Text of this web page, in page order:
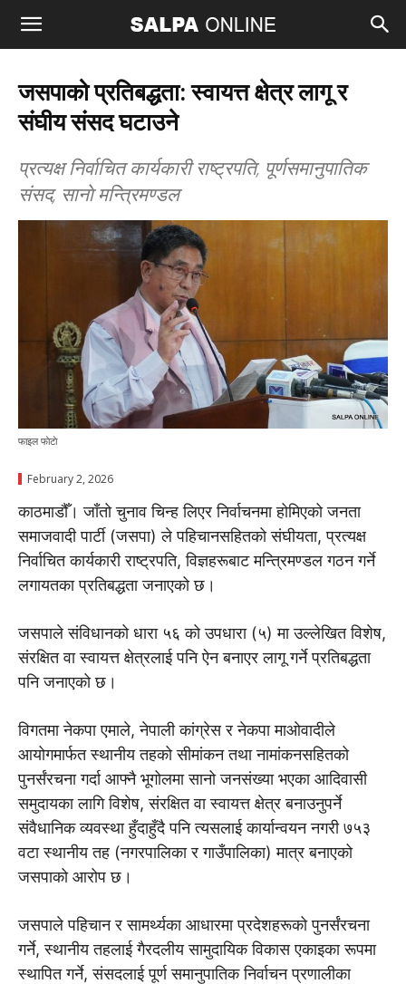
जसपाको प्रतिबद्धता: स्वायत्त क्षेत्र लागू र
संघीय संसद घटाउने
प्रत्यक्ष निर्वाचित कार्यकारी राष्ट्रपति, पूर्णसमानुपातिक
संसद, सानाे मन्त्रिमण्डल
फाइल फाेटाे
February 2, 2026
काठमाडौँ। जाँतो चुनाव चिन्ह लिएर निर्वाचनमा होमिएको जनता
समाजवादी पार्टी (जसपा) ले पहिचानसहितको संघीयता, प्रत्यक्ष
निर्वाचित कार्यकारी राष्ट्रपति, विज्ञहरूबाट मन्त्रिमण्डल गठन गर्ने
लगायतका प्रतिबद्धता जनाएको छ।
जसपाले संविधानको धारा ५६ को उपधारा (५) मा उल्लेखित विशेष,
संरक्षित वा स्वायत्त क्षेत्रलाई पनि ऐन बनाएर लागू गर्ने प्रतिबद्धता
पनि जनाएको छ।
विगतमा नेकपा एमाले, नेपाली कांग्रेस र नेकपा माओवादीले
आयोगमार्फत स्थानीय तहको सीमांकन तथा नामांकनसहितको
पुनर्संरचना गर्दा आफ्नै भूगोलमा सानो जनसंख्या भएका आदिवासी
समुदायका लागि विशेष, संरक्षित वा स्वायत्त क्षेत्र बनाउनुपर्ने
संवैधानिक व्यवस्था हुँदाहुँदै पनि त्यसलाई कार्यान्वयन नगरी ७५३
वटा स्थानीय तह (नगरपालिका र गाउँपालिका) मात्र बनाएको
जसपाको आरोप छ।
जसपाले पहिचान र सामर्थ्यका आधारमा प्रदेशहरूको पुनर्संरचना
गर्ने, स्थानीय तहलाई गैरदलीय सामुदायिक विकास एकाइका रूपमा
स्थापित गर्ने, संसदलाई पूर्ण समानुपातिक निर्वाचन प्रणालीका